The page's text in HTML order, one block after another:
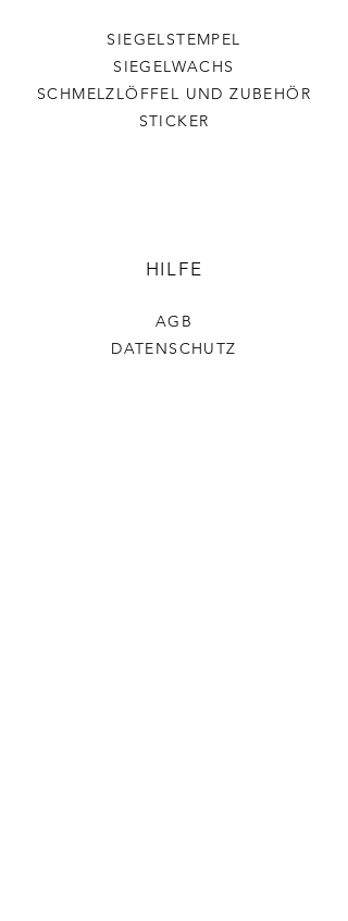
SIEGELSTEMPEL
SIEGELWACHS
SCHMELZLÖFFEL UND ZUBEHÖR
STICKER
HILFE
AGB
DATENSCHUTZ